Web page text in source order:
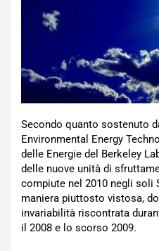
Secondo quanto sostenuto
Environmental Energy
delle Energie del Berkeley
delle nuove unità di
compiute nel 2010 negli soli
maniera piuttosto vistosa,
invariabilità riscontrata
il 2008 e lo scorso 2009.